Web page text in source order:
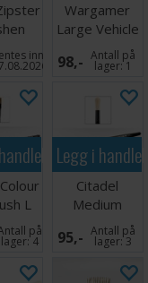
24-
inn
Wargamer
Large Vehicle
& Scenery
Brush
98,- Antall på
lager:1
L
på
lager:4
Legg i
Citadel
Medium
Scenery Brush
95,- Antall på
lager:3